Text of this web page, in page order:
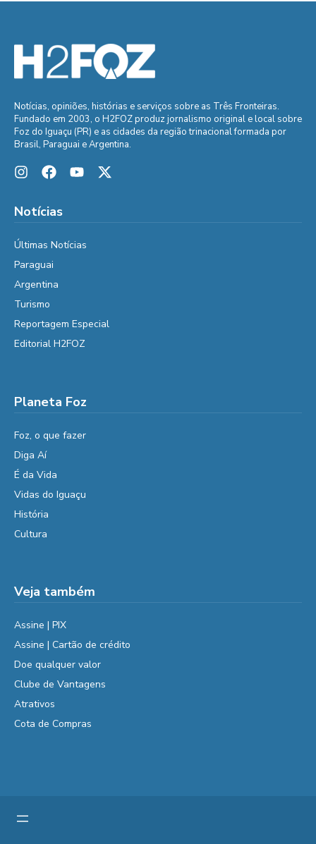
Notícias, opiniões, histórias e serviços sobre as Três Fronteiras.
Fundado em 2003, o H2FOZ produz jornalismo original e local sobre
Foz do Iguaçu (PR) e as cidades da região trinacional formada por
Brasil, Paraguai e Argentina.
Notícias
Últimas Notícias
Paraguai
Argentina
Turismo
Reportagem Especial
Editorial H2FOZ
Planeta Foz
Foz, o que fazer
Diga Aí
É da Vida
Vidas do Iguaçu
História
Cultura
Veja também
Assine | PIX
Assine | Cartão de crédito
Doe qualquer valor
Clube de Vantagens
Atrativos
Cota de Compras